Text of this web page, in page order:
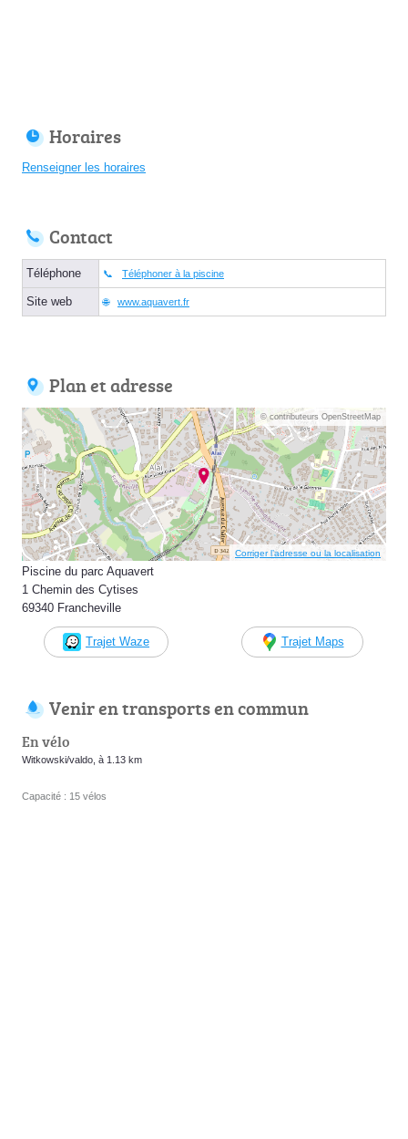
Horaires
Renseigner les horaires
Contact
Téléphone Téléphoner à la piscine
Site web www.aquavert.fr
Plan et adresse
© contributeurs OpenStreetMap
Corriger l’adresse ou la localisation
Piscine du parc Aquavert
1 Chemin des Cytises
69340 Francheville
Trajet Waze Trajet Maps
Venir en transports en commun
En vélo
Witkowski/valdo, à 1.13 km
Capacité : 15 vélos